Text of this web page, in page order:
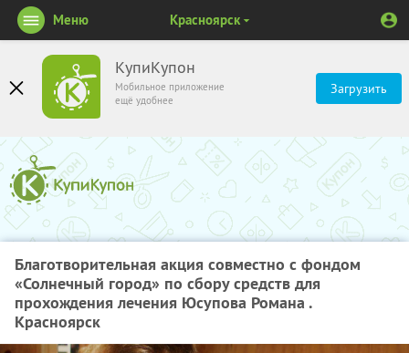
КупиКупон
Мобильное приложение
ещё удобнее
Загрузить
Меню Красноярск
Благотворительная акция совместно с фондом
«Солнечный город» по сбору средств для
прохождения лечения Юсупова Романа .
Красноярск